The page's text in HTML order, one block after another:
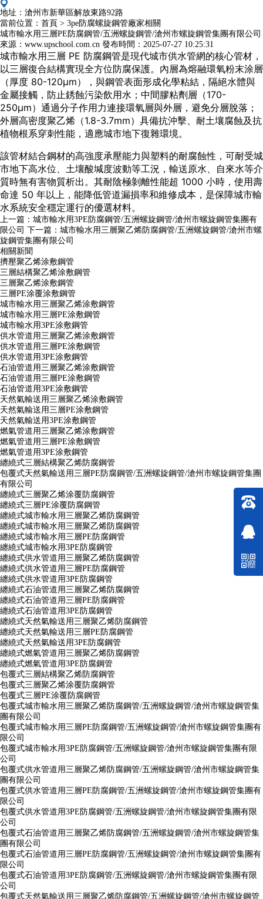
地址：滄州市新華區解放東路92路
當前位置： 首頁 > 3pe防腐螺旋鋼管廠家相關
城市輸水用三層PE防腐鋼管/五洲螺旋鋼管/滄州市螺旋鋼管集團有限公司
來源：www.upschool.com.cn 發布時間： 2025-07-27 10:25:31
城市輸水用三層 PE 防腐鋼管是現代城市供水管網的核心管材，
以三層復合結構實現全方位防腐保護。內層為熔融環氧粉末涂層
（厚度 80-120μm），與鋼管表面形成化學粘結，隔絕水體與
金屬接觸，防止銹蝕污染飲用水；中間膠粘劑層（170-
250μm）通過分子作用力連接環氧層與外層，避免分層脫落；
外層高密度聚乙烯（1.8-3.7mm）具備抗沖擊、耐土壤腐蝕及抗
植物根系穿刺性能，適應城市地下復雜環境。
該管材結合鋼材的高強度承壓能力與塑料的耐腐蝕性，可耐受城
市地下高水位、土壤酸堿度波動等工況，輸送原水、自來水等介
質時無有害物質析出。其耐陰極剝離性能超 1000 小時，使用壽
命達 50 年以上，能降低管道漏損率和維修成本，是保障城市輸
水系統安全穩定運行的優選材料。
上一篇： 城市輸水用3PE防腐鋼管/五洲螺旋鋼管/滄州市螺旋鋼管集團有
限公司 下一篇： 城市輸水用三層聚乙烯防腐鋼管/五洲螺旋鋼管/滄州市螺
旋鋼管集團有限公司
相關新聞
擠壓聚乙烯涂敷鋼管
三層結構聚乙烯涂敷鋼管
三層聚乙烯涂敷鋼管
三層PE涂覆涂敷鋼管
城市輸水用三層聚乙烯涂敷鋼管
城市輸水用三層PE涂敷鋼管
城市輸水用3PE涂敷鋼管
供水管道用三層聚乙烯涂敷鋼管
供水管道用三層PE涂敷鋼管
供水管道用3PE涂敷鋼管
石油管道用三層聚乙烯涂敷鋼管
石油管道用三層PE涂敷鋼管
石油管道用3PE涂敷鋼管
天然氣輸送用三層聚乙烯涂敷鋼管
天然氣輸送用三層PE涂敷鋼管
天然氣輸送用3PE涂敷鋼管
燃氣管道用三層聚乙烯涂敷鋼管
燃氣管道用三層PE涂敷鋼管
燃氣管道用3PE涂敷鋼管
纏繞式三層結構聚乙烯防腐鋼管
包覆式天然氣輸送用三層PE防腐鋼管/五洲螺旋鋼管/滄州市螺旋鋼管集團
有限公司
纏繞式三層聚乙烯涂覆防腐鋼管
纏繞式三層PE涂覆防腐鋼管
纏繞式城市輸水用三層聚乙烯防腐鋼管
纏繞式城市輸水用三層聚乙烯防腐鋼管
纏繞式城市輸水用三層PE防腐鋼管
纏繞式城市輸水用3PE防腐鋼管
纏繞式供水管道用三層聚乙烯防腐鋼管
纏繞式供水管道用三層PE防腐鋼管
纏繞式供水管道用3PE防腐鋼管
纏繞式石油管道用三層聚乙烯防腐鋼管
纏繞式石油管道用三層PE防腐鋼管
纏繞式石油管道用3PE防腐鋼管
纏繞式天然氣輸送用三層聚乙烯防腐鋼管
纏繞式天然氣輸送用三層PE防腐鋼管
纏繞式天然氣輸送用3PE防腐鋼管
纏繞式燃氣管道用三層聚乙烯防腐鋼管
纏繞式燃氣管道用3PE防腐鋼管
包覆式三層結構聚乙烯防腐鋼管
包覆式三層聚乙烯涂覆防腐鋼管
包覆式三層PE涂覆防腐鋼管
包覆式城市輸水用三層聚乙烯防腐鋼管/五洲螺旋鋼管/滄州市螺旋鋼管集
團有限公司
包覆式城市輸水用三層PE防腐鋼管/五洲螺旋鋼管/滄州市螺旋鋼管集團有
限公司
包覆式城市輸水用3PE防腐鋼管/五洲螺旋鋼管/滄州市螺旋鋼管集團有限
公司
包覆式供水管道用三層聚乙烯防腐鋼管/五洲螺旋鋼管/滄州市螺旋鋼管集
團有限公司
包覆式供水管道用三層PE防腐鋼管/五洲螺旋鋼管/滄州市螺旋鋼管集團有
限公司
包覆式供水管道用3PE防腐鋼管/五洲螺旋鋼管/滄州市螺旋鋼管集團有限
公司
包覆式石油管道用三層聚乙烯防腐鋼管/五洲螺旋鋼管/滄州市螺旋鋼管集
團有限公司
包覆式石油管道用三層PE防腐鋼管/五洲螺旋鋼管/滄州市螺旋鋼管集團有
限公司
包覆式石油管道用3PE防腐鋼管/五洲螺旋鋼管/滄州市螺旋鋼管集團有限
公司
包覆式天然氣輸送用三層聚乙烯防腐鋼管/五洲螺旋鋼管/滄州市螺旋鋼管